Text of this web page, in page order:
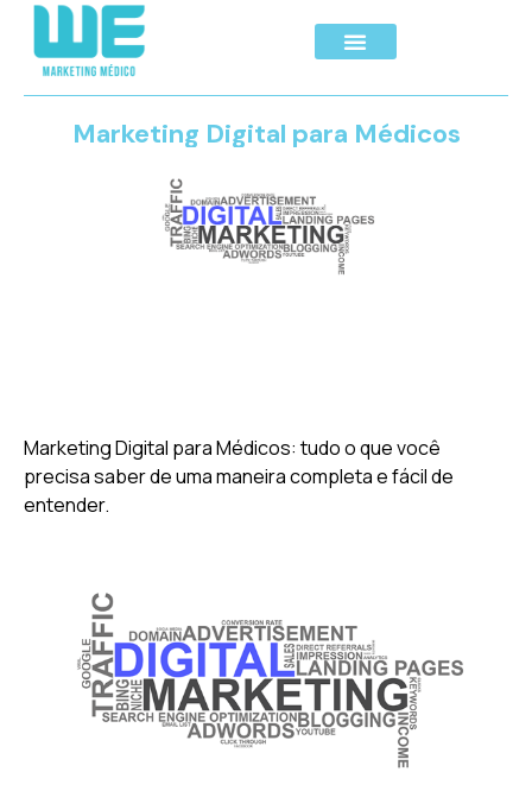
Marketing Digital para Médicos
Marketing Digital para Médicos: tudo o que você
precisa saber de uma maneira completa e fácil de
entender.